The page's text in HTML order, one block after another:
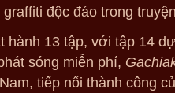
độc đáo trong
hành 13 tập, với tập 14
sóng miễn phí,
tiếp nối thành công